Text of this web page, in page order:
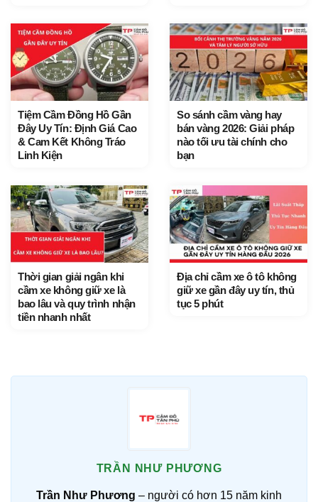
Tiệm Cầm Đồng Hồ Gần
Đây Uy Tín: Định Giá Cao
& Cam Kết Không Tráo
Linh Kiện
So sánh cầm vàng hay
bán vàng 2026: Giải pháp
nào tối ưu tài chính cho
bạn
Thời gian giải ngân khi
cầm xe không giữ xe là
bao lâu và quy trình nhận
tiền nhanh nhất
Địa chỉ cầm xe ô tô không
giữ xe gần đây uy tín, thủ
tục 5 phút
TRẦN NHƯ PHƯƠNG
Trần Như Phương – người có hơn 15 năm kinh